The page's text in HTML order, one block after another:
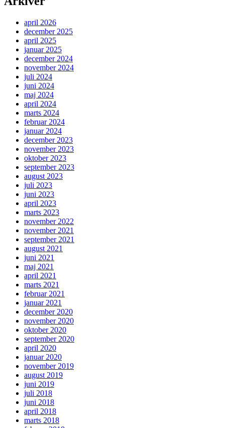
april 2026
december 2025
april 2025
januar 2025
december 2024
november 2024
juli 2024
juni 2024
maj 2024
april 2024
marts 2024
februar 2024
januar 2024
december 2023
november 2023
oktober 2023
september 2023
august 2023
juli 2023
juni 2023
april 2023
marts 2023
november 2022
november 2021
september 2021
august 2021
juni 2021
maj 2021
april 2021
marts 2021
februar 2021
januar 2021
december 2020
november 2020
oktober 2020
september 2020
april 2020
januar 2020
november 2019
august 2019
juni 2019
juli 2018
juni 2018
april 2018
marts 2018